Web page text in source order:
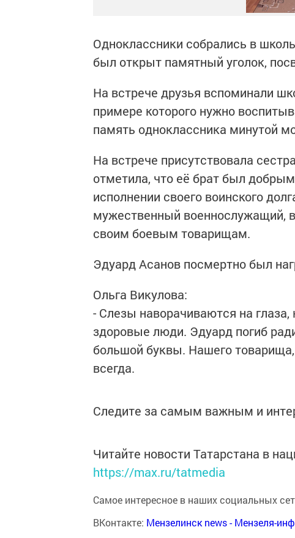
Одноклассники собрались в
был открыт памятный уголок,
На встрече друзья вспоминали
примере которого нужно
память одноклассника минутой
На встрече присутствовала
отметила, что её брат был
исполнении своего воинского
мужественный военнослужащий,
своим боевым товарищам.
Эдуард Асанов посмертно был
Ольга Викулова:
- Слезы наворачиваются на
здоровые люди. Эдуард погиб
большой буквы. Нашего
всегда.
Следите за самым важным и
Читайте новости Татарстана в
https://max.ru/tatmedia
Самое интересное в наших социальных
ВКонтакте: Мензелинск news - Мензеля-